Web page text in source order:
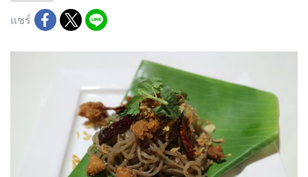
แชร์